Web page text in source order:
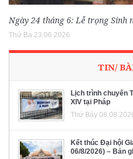
Ngày 24 tháng 6: Lễ trọng Sinh
Thứ Ba 23.06.2026
TIN/
Lịch trình chuyến
XIV tại Pháp
Thứ Bảy
Kết thúc Đại hội
06/8/2026) – Bản